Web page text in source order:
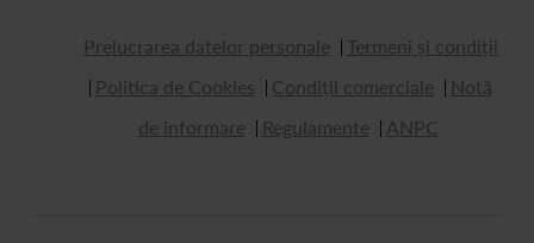
Prelucrarea datelor personale
Termeni și condiții
Politica de Cookies
Condiții comerciale
Notă
de informare
Regulamente ANPC